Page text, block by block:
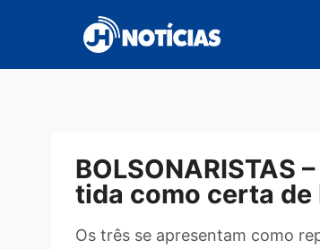
conteúdo
tida como certa